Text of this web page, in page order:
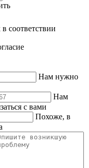
соответствии
Нам нужно
Нам
с вами
Похоже, в